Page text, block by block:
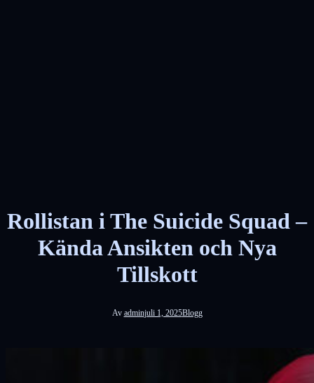
Rollistan i The Suicide Squad –
Kända Ansikten och Nya
Tillskott
Av adminjuli 1, 2025Blogg